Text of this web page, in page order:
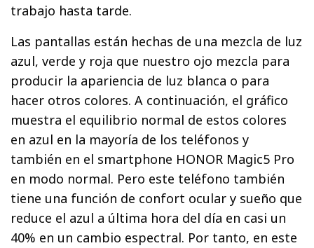
trabajo hasta tarde.
Las pantallas están hechas de una mezcla de luz
azul, verde y roja que nuestro ojo mezcla para
producir la apariencia de luz blanca o para
hacer otros colores. A continuación, el gráfico
muestra el equilibrio normal de estos colores
en azul en la mayoría de los teléfonos y
también en el smartphone HONOR Magic5 Pro
en modo normal. Pero este teléfono también
tiene una función de confort ocular y sueño que
reduce el azul a última hora del día en casi un
40% en un cambio espectral. Por tanto, en este